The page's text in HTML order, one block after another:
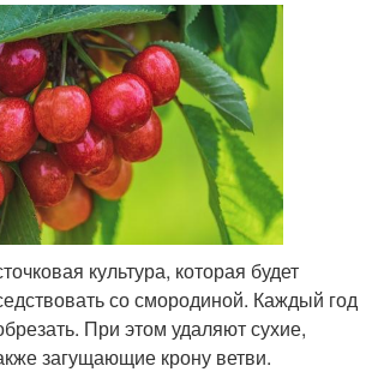
культура, которая будет
со смородиной. Каждый год
При этом удаляют сухие,
загущающие крону ветви.